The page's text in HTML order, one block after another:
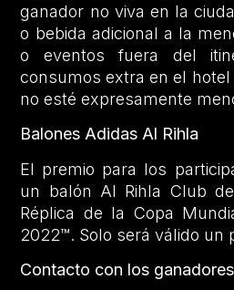
ganador no viva en la
o bebida adicional a la
o eventos fuera del
consumos extra en el
no esté expresamente
Balones Adidas Al Rihla
El premio para los
un balón Al Rihla Club
Réplica de la Copa
2022™. Solo será válido un
Contacto con los ganadores